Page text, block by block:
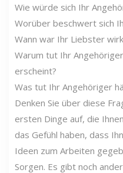
Wie würde sich Ihr
Worüber beschwert sich
Wann war Ihr Liebster
Warum tut Ihr
erscheint?
Was tut Ihr Angehöriger
Denken Sie über diese
ersten Dinge auf, die
das Gefühl haben, dass
Ideen zum Arbeiten
Sorgen. Es gibt noch